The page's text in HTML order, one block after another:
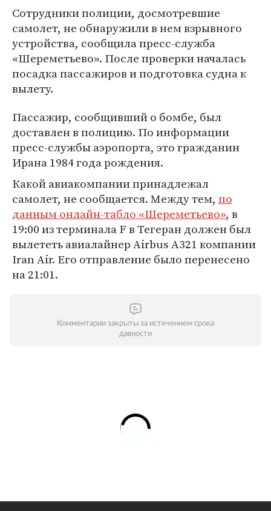
Сотрудники полиции, досмотревшие
самолет, не обнаружили в нем взрывного
устройства, сообщила пресс-служба
«Шереметьево». После проверки началась
посадка пассажиров и подготовка судна к
вылету.
Пассажир, сообщивший о бомбе, был
доставлен в полицию. По информации
пресс-службы аэропорта, это гражданин
Ирана 1984 года рождения.
Какой авиакомпании принадлежал
самолет, не сообщается. Между тем, по
данным онлайн-табло «Шереметьево», в
19:00 из терминала F в Тегеран должен был
вылететь авиалайнер Airbus А321 компании
Iran Air. Его отправление было перенесено
на 21:01.
Комментарии закрыты за истечением срока
давности